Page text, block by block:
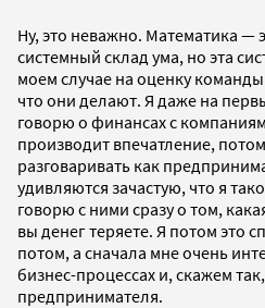
Ну, это неважно. Математика —
системный склад ума, но эта
моем случае на оценку команды
что они делают. Я даже на
говорю о финансах с
производит впечатление,
разговаривать как
удивляются зачастую, что я
говорю с ними сразу о том,
вы денег теряете. Я потом это
потом, а сначала мне очень
бизнес-процессах и, скажем
предпринимателя.